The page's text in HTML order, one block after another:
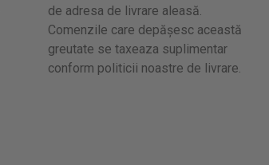
de adresa de livrare aleasă.
Comenzile care depășesc această
greutate se taxeaza suplimentar
conform politicii noastre de livrare.